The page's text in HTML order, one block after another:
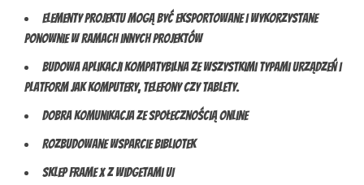
Elementy projektu mogą być eksportowane i wykorzystane
ponownie w ramach innych projektów
Budowa aplikacji kompatybilna ze wszystkimi typami urządzeń i
platform jak komputery, telefony czy tablety.
Dobra komunikacja ze społecznością online
Rozbudowane wsparcie bibliotek
Sklep Frame X z widgetami UI